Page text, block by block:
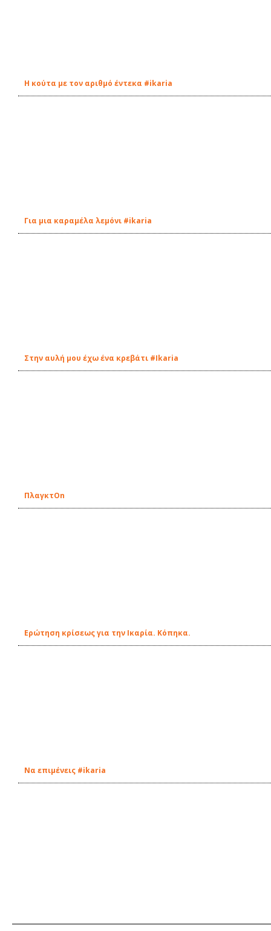
Η κούτα με τον αριθμό έντεκα #ikaria
Για μια καραμέλα λεμόνι #ikaria
Στην αυλή μου έχω ένα κρεβάτι #Ikaria
ΠλαγκτOn
Ερώτηση κρίσεως για την Ικαρία. Κόπηκα.
Να επιμένεις #ikaria